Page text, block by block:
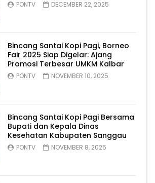
PONTV DECEMBER 22, 2025
Bincang Santai Kopi Pagi, Borneo
Fair 2025 Siap Digelar: Ajang
Promosi Terbesar UMKM Kalbar
PONTV NOVEMBER 10, 2025
Bincang Santai Kopi Pagi Bersama
Bupati dan Kepala Dinas
Kesehatan Kabupaten Sanggau
PONTV NOVEMBER 8, 2025